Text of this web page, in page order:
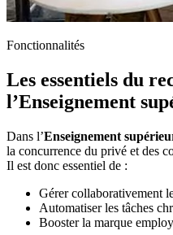
Fonctionnalités
Les essentiels du
l’Enseignement
Dans l’Enseignement
la concurrence du privé et des
Il est donc essentiel de :
Gérer collaborativement
Automatiser les tâches
Booster la marque